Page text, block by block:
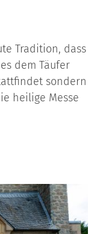
Tradition, dass
dem Täufer
sondern
heilige Messe